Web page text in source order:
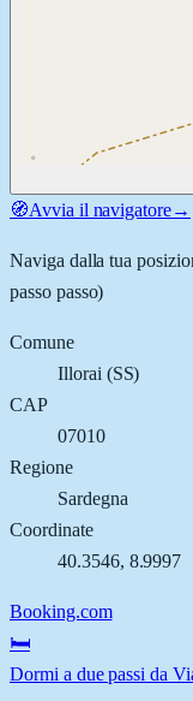
🧭Avvia il navigatore→
Naviga dalla tua
passo passo)
Comune
Illorai (SS)
CAP
07010
Regione
Sardegna
Coordinate
40.3546, 8.9997
Booking.com
🛏️
Dormi a due passi da